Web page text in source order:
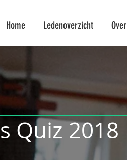
Home Ledenoverzicht Over
Quiz 2018